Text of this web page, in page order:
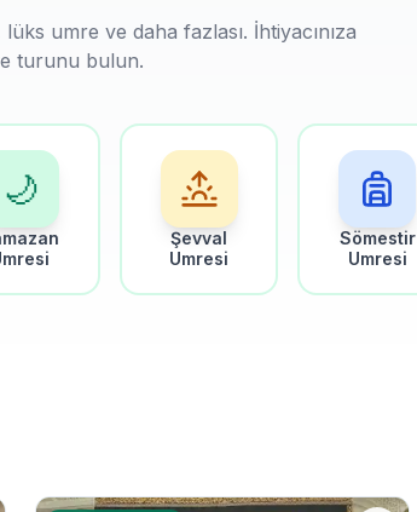
umre ve daha fazlası. İhtiyacınıza
turunu bulun.
🌙
Şevval
Umresi
Sömestir
Umresi